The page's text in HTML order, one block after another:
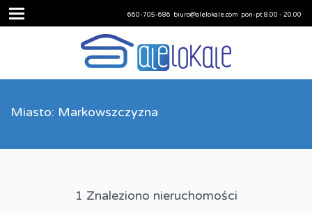
660-705-686 biuro@alelokale.com pon-pt 8.00 - 20.00
Miasto: Markowszczyzna
1 Znaleziono nieruchomości